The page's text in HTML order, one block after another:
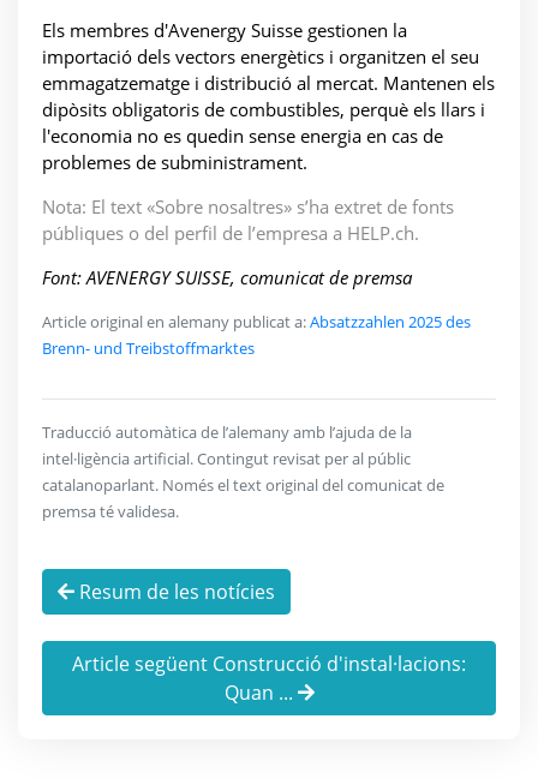
Els membres d'Avenergy Suisse gestionen la
importació dels vectors energètics i organitzen el seu
emmagatzematge i distribució al mercat. Mantenen els
dipòsits obligatoris de combustibles, perquè els llars i
l'economia no es quedin sense energia en cas de
problemes de subministrament.
Nota: El text «Sobre nosaltres» s’ha extret de fonts
públiques o del perfil de l’empresa a HELP.ch.
Font: AVENERGY SUISSE, comunicat de premsa
Article original en alemany publicat a:Absatzzahlen 2025 des
Brenn- und Treibstoffmarktes
Traducció automàtica de l’alemany amb l’ajuda de la
intel·ligència artificial. Contingut revisat per al públic
catalanoparlant. Només el text original del comunicat de
premsa té validesa.
Resum de les notícies
Article següent Construcció d'instal·lacions:
Quan ...